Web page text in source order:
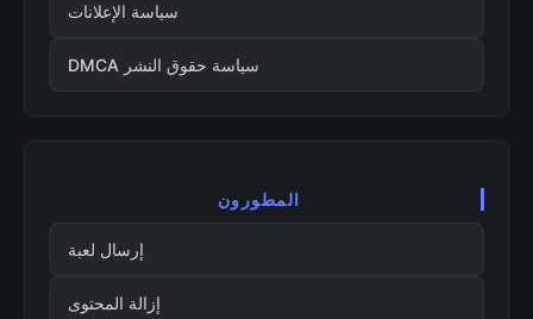
سياسة الإعلانات
سياسة حقوق النشر DMCA
المطورون
إرسال لعبة
إزالة المحتوى